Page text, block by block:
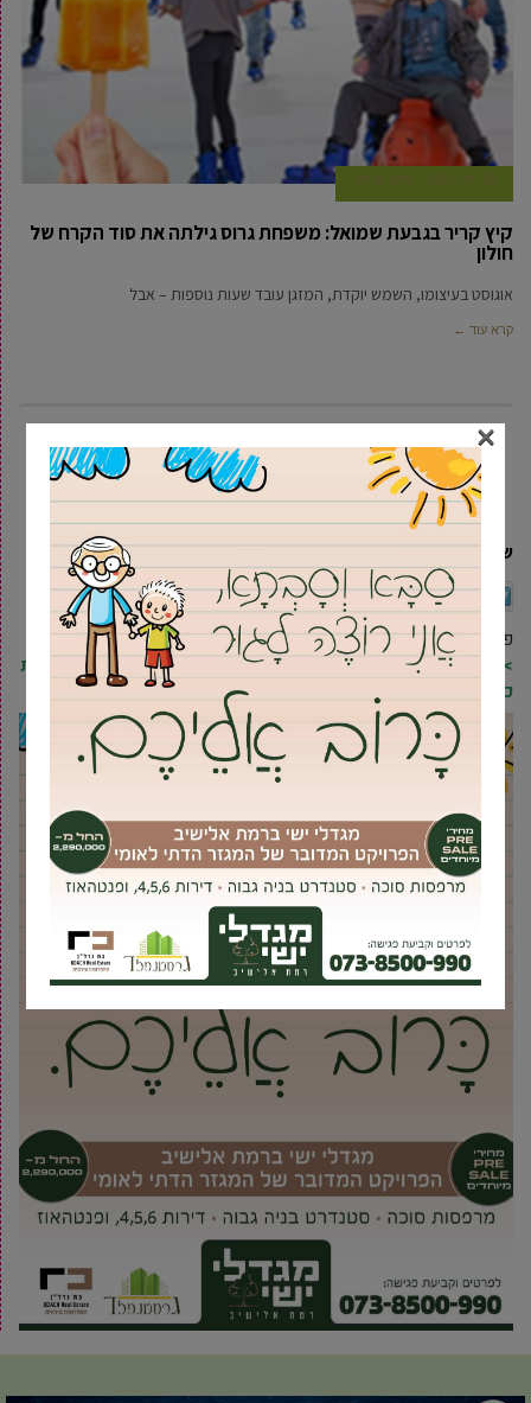
קיץ קריר בגבעת שמואל: משפחת גרוס גילתה את סוד הקרח של
חולון
אוגוסט בעיצומו, השמש יוקדת, המזגן עובד שעות נוספות – אבל
קרא עוד ←
1
2
3
4
5
6
7
שיתוף
Twitter
Facebook הדפסה אימייל
פרסומת
>> להצטרפות לרשימת התפוצה של מקומונט גבעת שמואל וקבלת
כל העדכונים ראשונים בווטסאפ, לחץ/י כאן <<
×